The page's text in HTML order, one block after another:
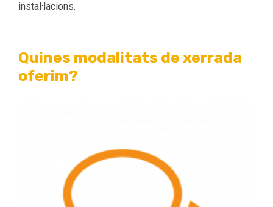
instal·lacions.
Quines modalitats de xerrada
oferim?